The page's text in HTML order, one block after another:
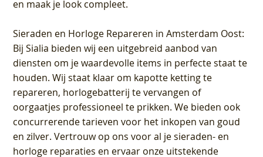
en maak je look compleet.
Sieraden en Horloge Repareren in Amsterdam Oost:
Bij Sialia bieden wij een uitgebreid aanbod van
diensten om je waardevolle items in perfecte staat te
houden. Wij staat klaar om kapotte ketting te
repareren, horlogebatterij te vervangen of
oorgaatjes professioneel te prikken. We bieden ook
concurrerende tarieven voor het inkopen van goud
en zilver. Vertrouw op ons voor al je sieraden- en
horloge reparaties en ervaar onze uitstekende